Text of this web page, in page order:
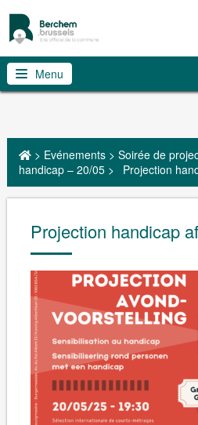
Menu
> Evénements> Soirée de
handicap – 20/05> Projection
Projection handicap